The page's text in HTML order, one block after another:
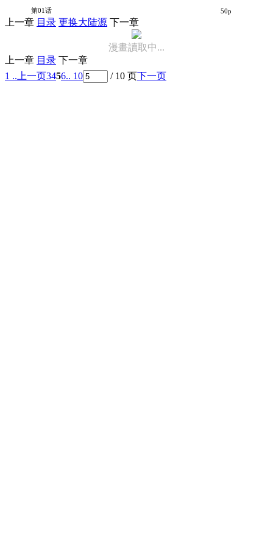
第01话 50p
上一章 目录 更换大陆源 下一章
漫畫讀取中...
上一章 目录 下一章
1 .. 上一页3456.. 10 / 10 页下一页